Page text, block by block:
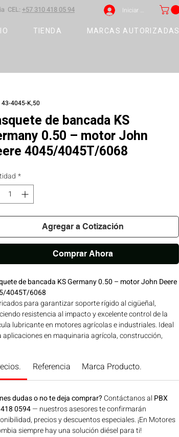
CEL: +57 310 418 05 94 Iniciar sesión
TIENDA MARCAS AUTORIZADAS
43-4045-K,50
de bancada KS
0.50 – motor John
4045/4045T/6068
*
Agregar a Cotización
Comprar Ahora
de bancada KS Germany 0.50 – motor John Deere
4045T/6068
para garantizar soporte rígido al cigüeñal,
resistencia al impacto y excelente control de la
lubricante en motores agrícolas e industriales. Ideal
aplicaciones en maquinaria agrícola, construcción,
Referencia Marca Producto.
dudas o no te deja comprar? Contáctanos al PBX
0594— nuestros asesores te confirmarán
precios y descuentos especiales. ¡En Motores
siempre hay una solución diésel para ti!